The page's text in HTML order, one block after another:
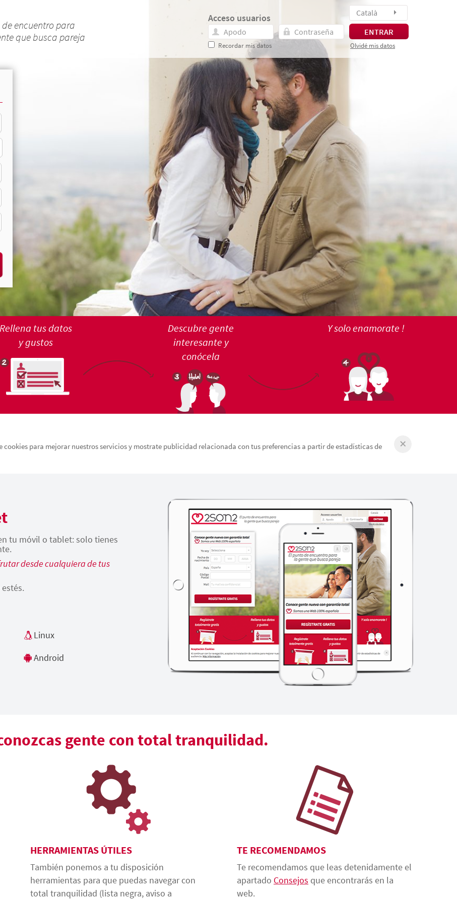
encuentro para
que busca pareja
Acceso usuarios
Recordar mis datos
Català
ENTRAR
Olvidé mis datos
Rellena tus datos
y gustos
Descubre gente
interesante y
conócela
Y solo enamorate !
para mejorar nuestros servicios y mostrate publicidad relacionada con tus preferencias a partir de estadísticas de
tu móvil o tablet: solo tienes
desde cualquiera de tus
Linux
Android
gente con total tranquilidad.
HERRAMIENTAS ÚTILES
También ponemos a tu disposición
herramientas para que puedas navegar con
total tranquilidad (lista negra, aviso a
TE RECOMENDAMOS
Te recomendamos que leas detenidamente el
apartado Consejos que encontrarás en la
web.